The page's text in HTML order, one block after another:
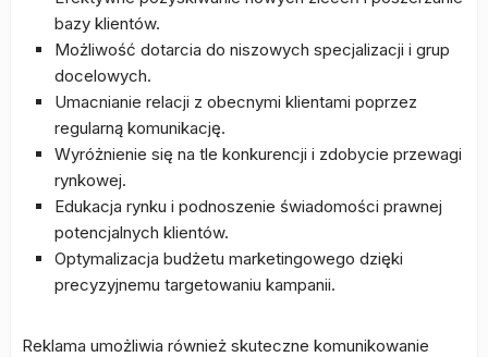
bazy klientów.
Możliwość dotarcia do niszowych specjalizacji i grup
docelowych.
Umacnianie relacji z obecnymi klientami poprzez
regularną komunikację.
Wyróżnienie się na tle konkurencji i zdobycie przewagi
rynkowej.
Edukacja rynku i podnoszenie świadomości prawnej
potencjalnych klientów.
Optymalizacja budżetu marketingowego dzięki
precyzyjnemu targetowaniu kampanii.
Reklama umożliwia również skuteczne komunikowanie